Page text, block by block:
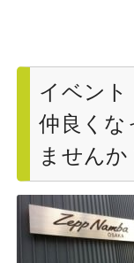
イベント
仲良くな
ません